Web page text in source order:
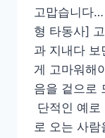
고맙습니다
형 타동사]
과 지내다 보
게 고마워해
음을 겉으로
단적인 예로
로 오는 사람